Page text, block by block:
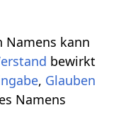
Namens kann
bewirkt
, Glauben
Namens